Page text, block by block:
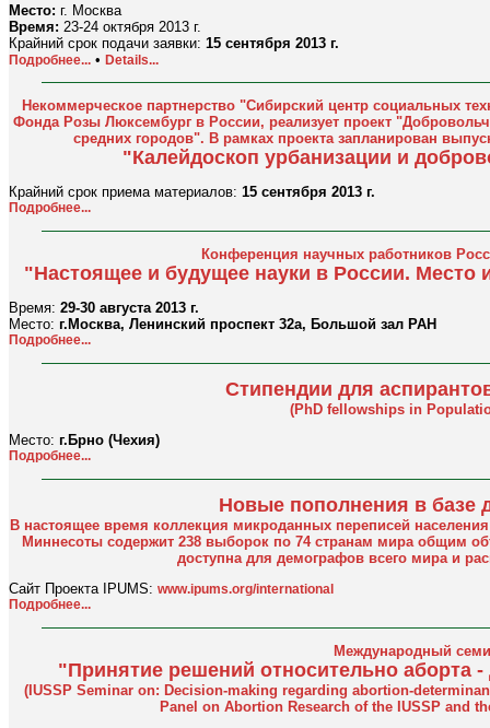
Место: г. Москва
Время: 23-24 октября 2013 г.
Крайний срок подачи заявки: 15 сентября 2013 г.
Подробнее... • Details...
Некоммерческое партнерство "Сибирский центр социальных
Фонда Розы Люксембург в России, реализует проект
средних городов". В рамках проекта запланирован
"Калейдоскоп урбанизации и
Крайний срок приема материалов: 15 сентября 2013 г.
Подробнее...
Конференция научных работников
"Настоящее и будущее науки в России. Место
Время: 29-30 августа 2013 г.
Место: г.Москва, Ленинский проспект 32а, Большой зал РАН
Подробнее...
Стипендии для
(PhD fellowships in
Место: г.Брно (Чехия)
Подробнее...
Новые пополнения в базе
В настоящее время коллекция микроданных переписей
Миннесоты содержит 238 выборок по 74 странам мира общим
доступна для демографов всего мира и
Сайт Проекта IPUMS: www.ipums.org/international
Подробнее...
Международный
"Принятие решений относительно аборта
(IUSSP Seminar on: Decision-making regarding abortion-
Panel on Abortion Research of the IUSSP and